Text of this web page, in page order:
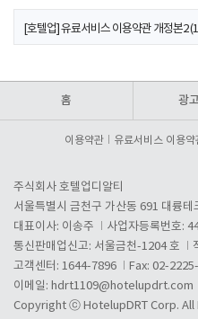
[호텔업] 유료서비스 이용약관 개정본2
홈 광
이용약관 유료서비스 이용약
주식회사 호텔업디알티
서울특별시 금천구 가산동 691 대륭
대표이사: 이송주
사업자등록번호:
통신판매업신고: 서울금천-1204 호
고객센터: 1644-7896
Fax: 02-
이메일: hdrt1109@hotelupdrt.com
Copyright ⓒ HotelupDRT Corp. All